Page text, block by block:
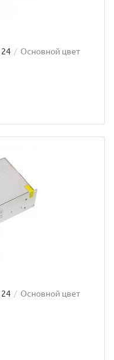
24
Основной цвет
24
Основной цвет